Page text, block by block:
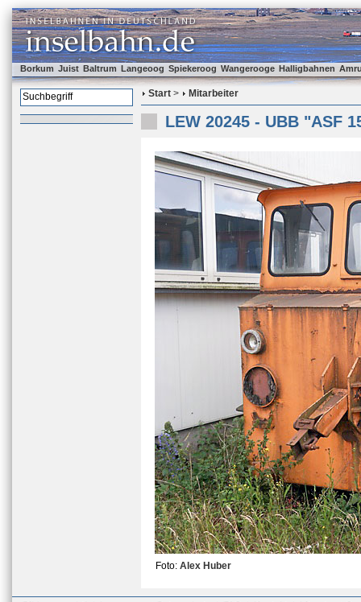
Borkum Juist Baltrum Langeoog Spiekeroog Wangerooge Halligbahnen
Start > Mitarbeiter
LEW 20245 - UBB "ASF
Foto: Alex Huber